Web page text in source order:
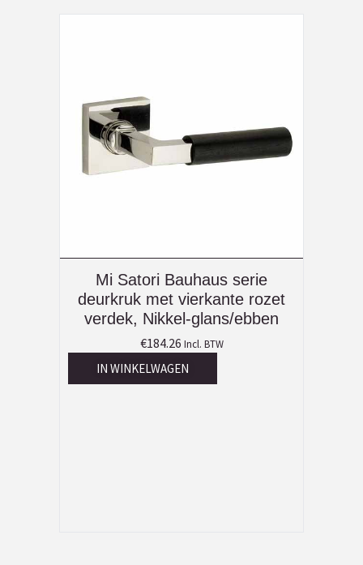
Mi Satori Bauhaus serie
deurkruk met vierkante rozet
verdek, Nikkel-glans/ebben
€184.26 Incl. BTW
IN WINKELWAGEN